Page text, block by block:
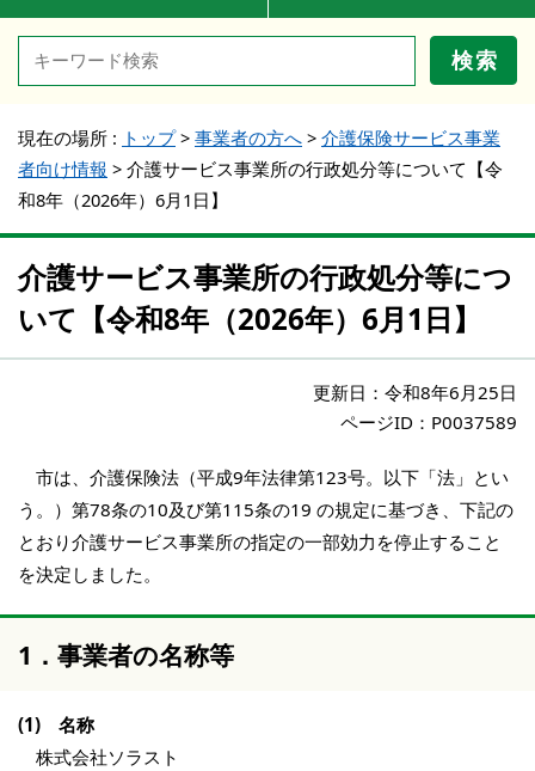
検索
現在の場所 : トップ> 事業者の方へ > 介護保険サービス事業
者向け情報 > 介護サービス事業所の行政処分等について【令
和8年（2026年）6月1日】
介護サービス事業所の行政処分等につ
いて【令和8年（2026年）6月1日】
更新日： 令和8年6月25日
ページID：P0037589
市は、介護保険法（平成9年法律第123号。以下「法」とい
う。）第78条の10及び第115条の19 の規定に基づき、下記の
とおり介護サービス事業所の指定の一部効力を停止すること
を決定しました。
1．事業者の名称等
(1) 名称
株式会社ソラスト